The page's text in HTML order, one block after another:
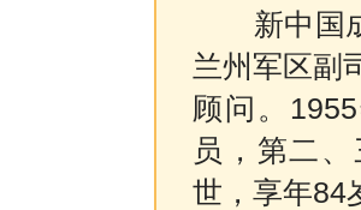
新中国成
兰州军区副
顾问。
员，第二
世，享年84